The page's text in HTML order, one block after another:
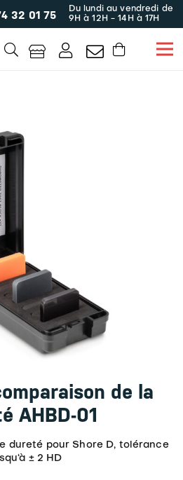
32 01 75
Du lundi au vendredi de
9H à 12H - 14H à 17H
de la
AHBD-01
dureté pour Shore D, tolérance
± 2 HD